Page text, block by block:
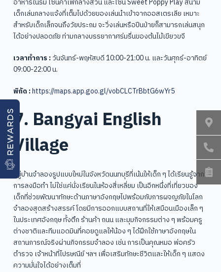
เด็กเล่นกลางแจ้งที่เต็มไปด้วยของเล่นนำเข้าจากออสเตรเลีย เหมาะ
สำหรับเด็กเล็กจนถึงวัยประถม จะวิ่งเล่นหรือปีนป่ายก็สามารถเล่นสนุก
ได้อย่างปลอดภัย ท่ามกลางบรรยากาศร่มรื่นของต้นไม้เขียวขจี
เวลาทำการ :วันจันทร์-พฤหัสบดี 10:00-21:00 น. และวันศุกร์-อาทิตย์
09:00-22:00 น.
พิกัด :https://maps.app.goo.gl/vobCLCTrBbtG6wYr5
7. Bangyai English
Village
หมู่บ้านจำลองรูปแบบใหม่ในจังหวัดนนทบุรีที่เน้นให้เด็ก ๆ ได้เรียนรู้จาก
การลงมือทำ ไม่ใช่แค่นั่งเรียนในห้องสี่เหลี่ยม เป็นอีกหนึ่งที่เที่ยวของ
เด็กที่ช่วยพัฒนาทักษะด้านภาษาอังกฤษไปพร้อมกับการผจญภัยในโลก
จำลองสุดสร้างสรรค์ โดยมีการออกแบบสถานที่ให้เสมือนเมืองเล็ก ๆ
ในประเทศอังกฤษ ทั้งตึก ร้านค้า ถนน และมุมกิจกรรมต่าง ๆ พร้อมครู
ต่างชาติและทีมแอดมินที่คอยดูแลให้น้อง ๆ ได้ฝึกใช้ภาษาอังกฤษใน
สถานการณ์จริงผ่านกิจกรรมจำลอง เช่น การเป็นคุณหมอ พ่อครัว
ตำรวจ เจ้าหน้าที่ไปรษณีย์ ฯลฯ เพื่อเสริมทักษะชีวิตและให้เด็ก ๆ แสดง
ความมั่นใจได้อย่างเต็มที่
REWARDS